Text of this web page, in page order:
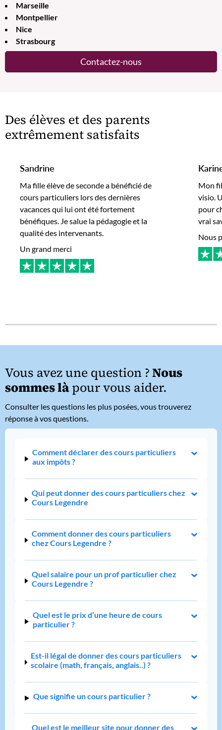
Marseille
Montpellier
Nice
Strasbourg
Contactez-nous
Des élèves et des parents
extrêmement satisfaits
Sandrine
Ma fille élève de seconde a bénéficié de
cours particuliers lors des dernières
vacances qui lui ont été fortement
bénéfiques. Je salue la pédagogie et la
qualité des intervenants.
Un grand merci
Mon
visio.
pour
vrai
Nous
Vous avez une question ?Nous
sommes làpour vous aider.
Consulter les questions les plus posées, vous trouverez
réponse à vos questions.
Comment déclarer des cours particuliers
aux impôts ?
Qui peut donner des cours particuliers chez
Cours Legendre
Comment donner des cours particuliers
chez Cours Legendre ?
Quel salaire pour un prof particulier chez
Cours Legendre ?
Quel est le prix d’une heure de cours
particulier ?
Est-il légal de donner des cours particuliers
scolaire (math, français, anglais..) ?
Que signifie un cours particulier ?
Quel est le meilleur site pour donner des